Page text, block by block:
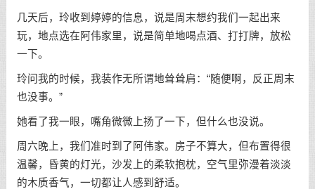
几天后，玲收到婷婷的信息，说是周末想约我们一起出来
玩，地点选在阿伟家里，说是简单地喝点酒、打打牌，放松
一下。
玲问我的时候，我装作无所谓地耸耸肩：“随便啊，反正周末
也没事。”
她看了我一眼，嘴角微微上扬了一下，但什么也没说。
周六晚上，我们准时到了阿伟家。房子不算大，但布置得很
温馨，昏黄的灯光，沙发上的柔软抱枕，空气里弥漫着淡淡
的木质香气，一切都让人感到舒适。